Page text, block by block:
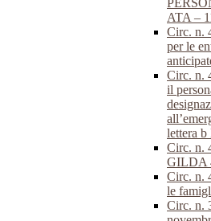
ATA –
Circ. n.
per le
Circ. n.
il
lettera
Circ. n.
GILDA
Circ. n.
le
Circ. n.